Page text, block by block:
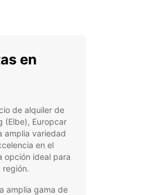
en
de alquiler de
(Elbe), Europcar
amplia variedad
en el
opción ideal para
región.
amplia gama de